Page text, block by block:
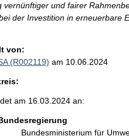
vernünftiger und fairer
der Investition in erneuerbare
von:
(R002119) am 10.06.2024
am 16.03.2024 an:
Bundesministerium für